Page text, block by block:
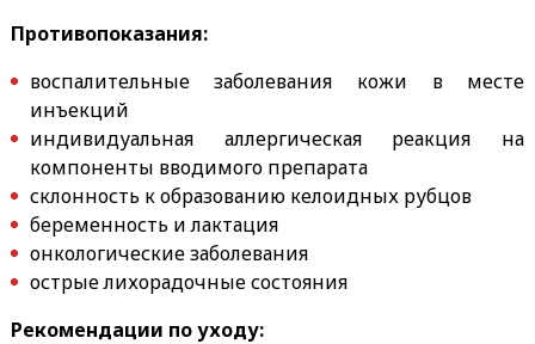
Противопоказания:
воспалительные заболевания кожи в месте
инъекций
индивидуальная аллергическая реакция на
компоненты вводимого препарата
склонность к образованию келоидных рубцов
беременность и лактация
онкологические заболевания
острые лихорадочные состояния
Рекомендации по уходу: